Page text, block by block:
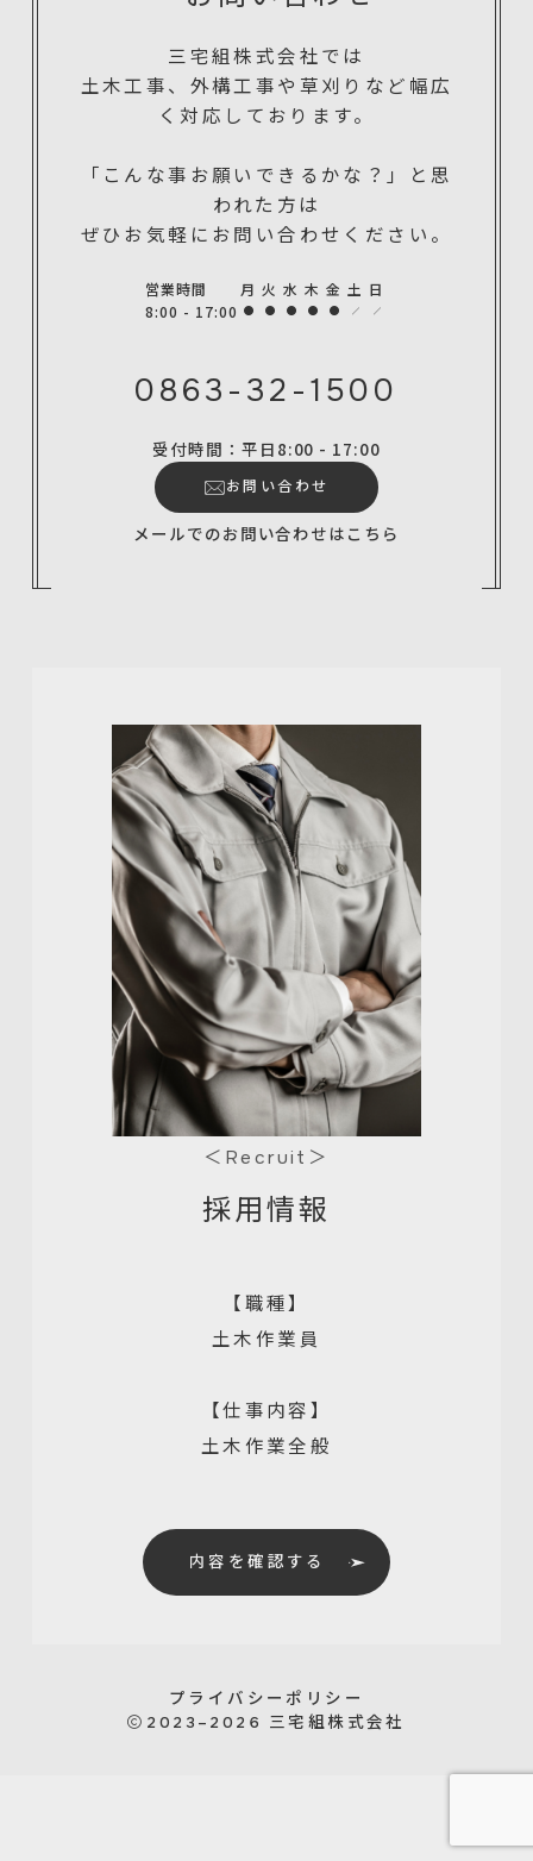
三宅組株式会社では
土木工事、外構工事や草刈りなど幅広
く対応しております。
「こんな事お願いできるかな？」と思
われた方は
ぜひお気軽にお問い合わせください。
営業時間 月 火 水 木 金 土 日
8:00 - 17:00
0863-32-1500
受付時間：平日8:00 - 17:00
お問い合わせ
メールでのお問い合わせはこちら
＜Recruit＞
採用情報
【職種】
土木作業員
【仕事内容】
土木作業全般
内容を確認する
プライバシーポリシー
2023–2026 三宅組株式会社